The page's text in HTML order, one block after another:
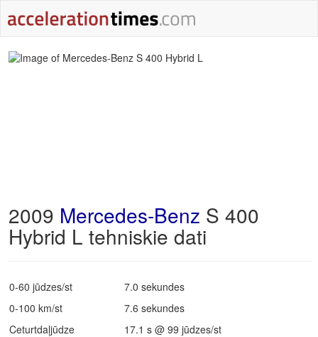
2009 Mercedes-Benz S 400
Hybrid L tehniskie dati
0-60 jūdzes/st
7.0 sekundes
0-100 km/st
7.6 sekundes
Ceturtdaļjūdze
17.1 s @ 99 jūdzes/st